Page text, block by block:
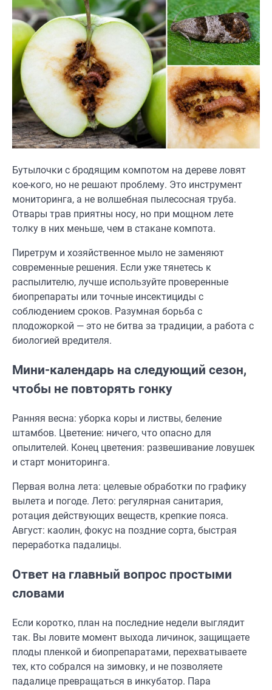
Бутылочки с бродящим компотом на дереве ловят
кое-кого, но не решают проблему. Это инструмент
мониторинга, а не волшебная пылесосная труба.
Отвары трав приятны носу, но при мощном лете
толку в них меньше, чем в стакане компота.
Пиретрум и хозяйственное мыло не заменяют
современные решения. Если уже тянетесь к
распылителю, лучше используйте проверенные
биопрепараты или точные инсектициды с
соблюдением сроков. Разумная борьба с
плодожоркой — это не битва за традиции, а работа с
биологией вредителя.
Мини-календарь на следующий сезон,
чтобы не повторять гонку
Ранняя весна: уборка коры и листвы, беление
штамбов. Цветение: ничего, что опасно для
опылителей. Конец цветения: развешивание ловушек
и старт мониторинга.
Первая волна лета: целевые обработки по графику
вылета и погоде. Лето: регулярная санитария,
ротация действующих веществ, крепкие пояса.
Август: каолин, фокус на поздние сорта, быстрая
переработка падалицы.
Ответ на главный вопрос простыми
словами
Если коротко, план на последние недели выглядит
так. Вы ловите момент выхода личинок, защищаете
плоды пленкой и биопрепаратами, перехватываете
тех, кто собрался на зимовку, и не позволяете
падалице превращаться в инкубатор. Пара